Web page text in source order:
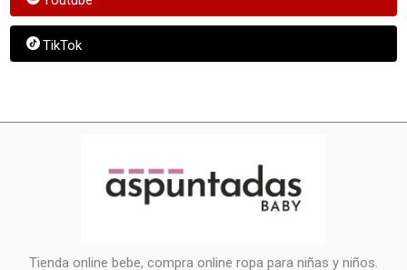
TikTok
Tienda online bebe, compra online ropa para niñas y niños.